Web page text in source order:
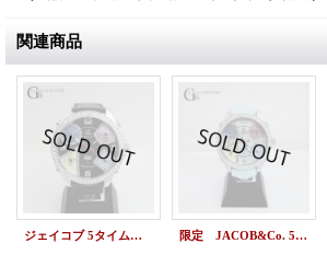
関連商品
ジェイコブ 5タイムゾーン ダイヤベゼル ブラック シェル文字盤 ダイヤ 47mm 限定 JACOB&Co. 5タイムゾーン ブルーパールシェル 47mm